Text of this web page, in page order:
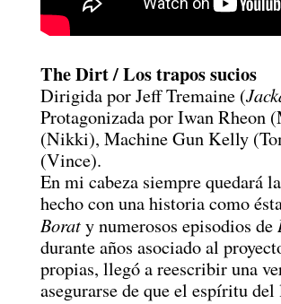
The Dirt / Los trapos sucios
Dirigida por Jeff Tremaine (
Protagonizada por Iwan Rheon
(Nikki), Machine Gun Kelly
(Vince).
En mi cabeza siempre quedará
hecho con una historia como
Boraty numerosos episodios de
durante años asociado al
propias, llegó a reescribir una
asegurarse de que el espíritu